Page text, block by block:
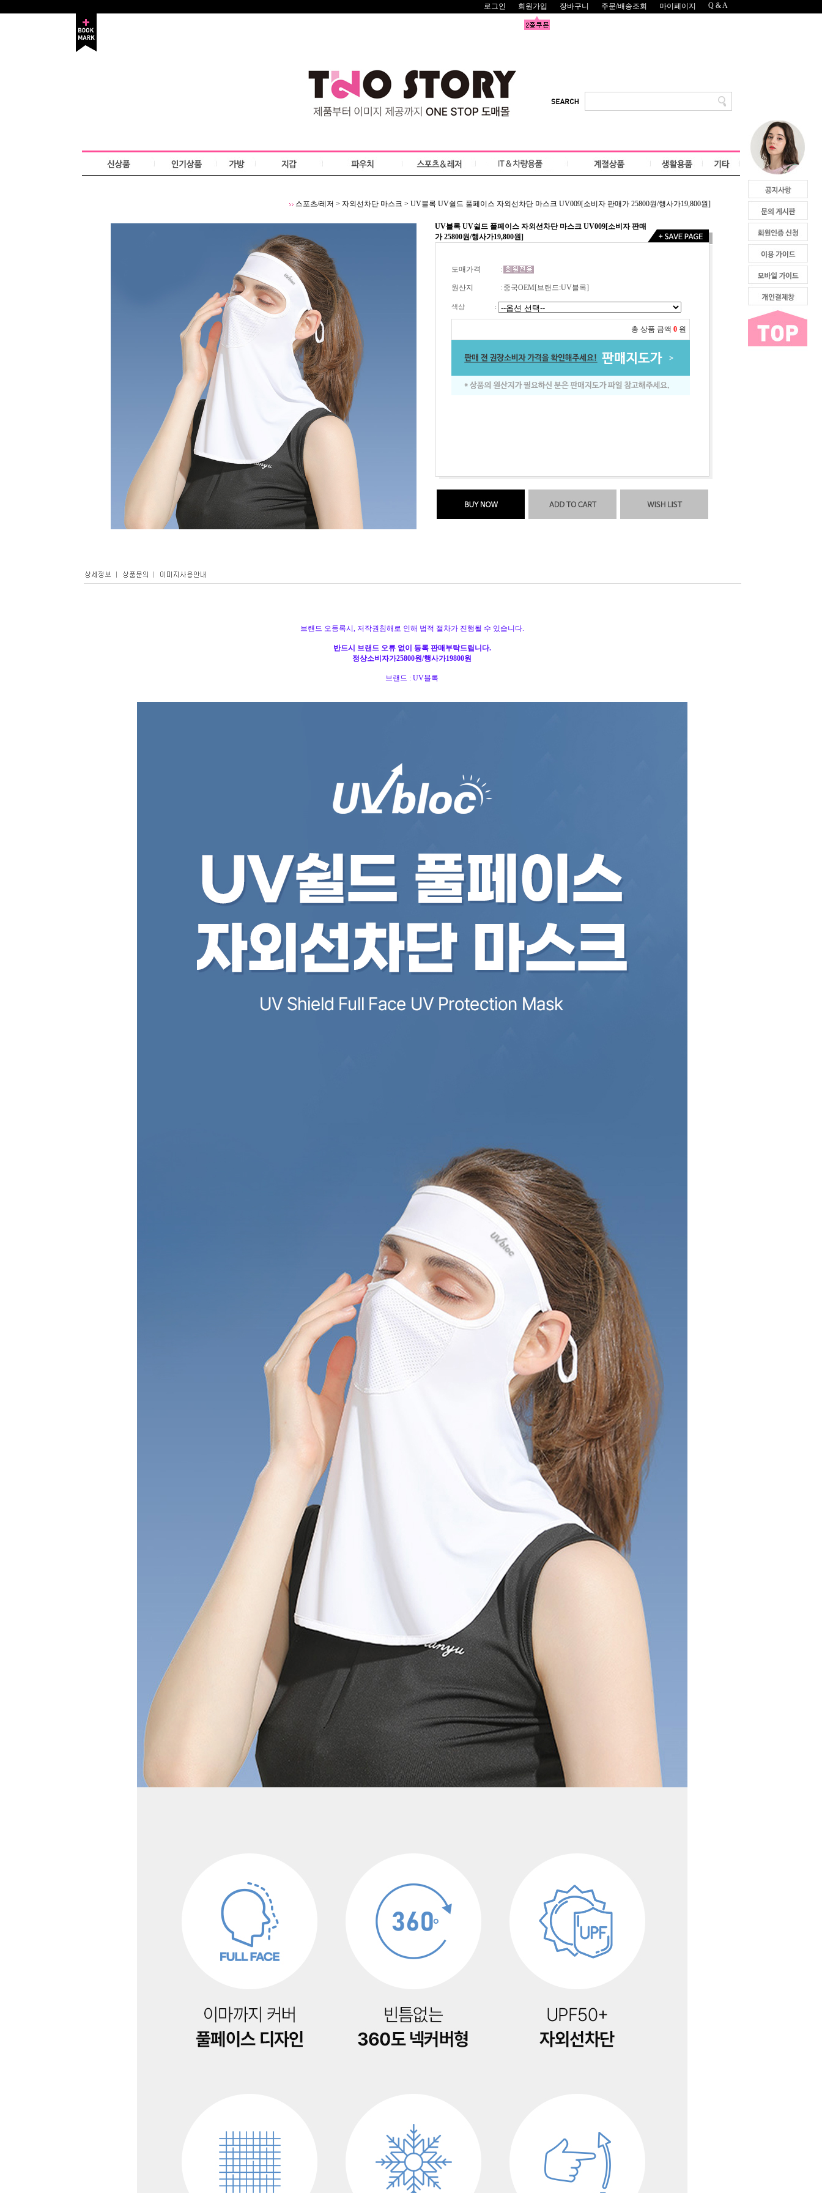
로그인 회원가입 장바구니 주문/배송조회 마이페이지 Q & A
스포츠/레저 > 자외선차단 마스크 > UV블록 UV쉴드 풀페이스 자외선차단 마스크 UV009[소비자 판매가 25800원/행사가19,800원]
UV블록 UV쉴드 풀페이스 자외선차단 마스크 UV009[소비자 판매
가 25800원/행사가19,800원]
도매가격 :
원산지 : 중국OEM[브랜드:UV블록]
색상 :
총 상품 금액 0 원
브랜드 오등록시, 저작권침해로 인해 법적 절차가 진행될 수 있습니다.
반드시 브랜드 오류 없이 등록 판매부탁드립니다.
정상소비자가25800원/행사가19800원
브랜드 : UV블록